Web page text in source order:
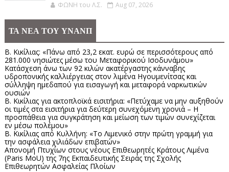
ΦΩΝΗ του Λ.Σ. Aug 07, 2026
ΤΑ ΝΕΑ ΤΟΥ ΥΝΑΝΠ
Β. Κικίλιας: «Πάνω από 23,2 εκατ. ευρώ σε περισσότερους από
281.000 νησιώτες μέσω του Μεταφορικού Ισοδυνάμου»
Κατάσχεση άνω των 92 κιλών ακατέργαστης κάνναβης
υδροπονικής καλλιέργειας στον λιμένα Ηγουμενίτσας και
σύλληψη ημεδαπού για εισαγωγή και μεταφορά ναρκωτικών
ουσιών
Β. Κικίλιας για ακτοπλοϊκά εισιτήρια: «Πετύχαμε να μην αυξηθούν
οι τιμές στα εισιτήρια για δεύτερη συνεχόμενη χρονιά – Η
προσπάθεια για συγκράτηση και μείωση των τιμών συνεχίζεται
εν μέσω πολέμου»
Β. Κικίλιας από Κυλλήνη: «Το Λιμενικό στην πρώτη γραμμή για
την ασφάλεια χιλιάδων επιβατών»
Απονομή Πτυχίων στους νέους Επιθεωρητές Κράτους Λιμένα
(Paris MoU) της 7ης Εκπαιδευτικής Σειράς της Σχολής
Επιθεωρητών Ασφαλείας Πλοίων